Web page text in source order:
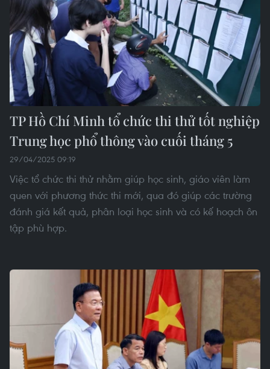
TP Hồ Chí Minh tổ chức thi thử tốt nghiệp
Trung học phổ thông vào cuối tháng 5
29/04/2025 09:19
Việc tổ chức thi thử nhằm giúp học sinh, giáo viên làm
quen với phương thức thi mới, qua đó giúp các trường
đánh giá kết quả, phân loại học sinh và có kế hoạch ôn
tập phù hợp.